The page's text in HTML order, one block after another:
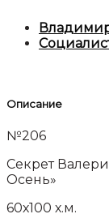
Описание
№206
Секрет
Осень»
60х100 х.м.